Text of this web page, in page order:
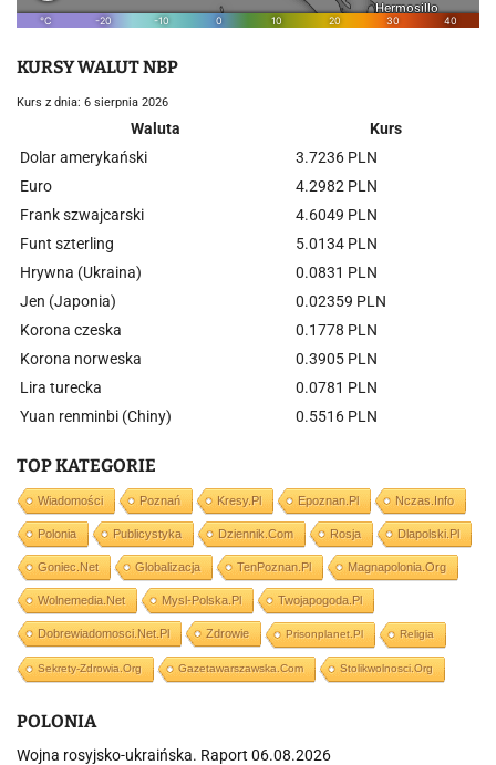
KURSY WALUT NBP
Kurs z dnia: 6 sierpnia 2026
Waluta
Kurs
Dolar amerykański
3.7236 PLN
Euro
4.2982 PLN
Frank szwajcarski
4.6049 PLN
Funt szterling
5.0134 PLN
Hrywna (Ukraina)
0.0831 PLN
Jen (Japonia)
0.02359 PLN
Korona czeska
0.1778 PLN
Korona norweska
0.3905 PLN
Lira turecka
0.0781 PLN
Yuan renminbi (Chiny)
0.5516 PLN
TOP KATEGORIE
Wiadomości Poznań Kresy.pl Epoznan.pl Nczas.info
Polonia Publicystyka Dziennik.com Rosja Dlapolski.pl
Goniec.net Globalizacja TenPoznan.pl Magnapolonia.org
Wolnemedia.net Mysl-Polska.pl Twojapogoda.pl
Dobrewiadomosci.net.pl Zdrowie Prisonplanet.pl Religia
Sekrety-Zdrowia.org Gazetawarszawska.com Stolikwolnosci.org
POLONIA
Wojna rosyjsko-ukraińska. Raport 06.08.2026